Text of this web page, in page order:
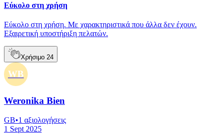
Εύκολο στη χρήση
Εύκολο στη χρήση. Με χαρακτηριστικά που άλλα δεν έχουν.
Εξαιρετική υποστήριξη πελατών.
Χρήσιμο 24
WB
Weronika Bien
GB•1 αξιολογήσεις
1 Sept 2025